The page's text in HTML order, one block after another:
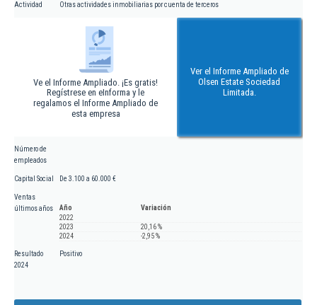
Actividad Otras actividades inmobiliarias por cuenta de terceros
Ve el Informe Ampliado. ¡Es gratis!
Regístrese en eInforma y le
regalamos el Informe Ampliado de
esta empresa
Ver el Informe Ampliado de
Olsen Estate Sociedad
Limitada.
Número de
empleados
Capital Social De 3.100 a 60.000 €
Ventas
últimos años
Año
Variación
2022
2023
20,16 %
2024
-2,95 %
Resultado
2024
Positivo